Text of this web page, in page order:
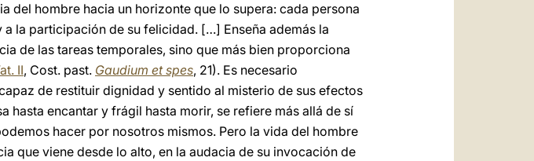
del hombre hacia un horizonte que lo supera: cada persona
la participación de su felicidad. […] Enseña además la
de las tareas temporales, sino que más bien proporciona
II, Cost. past. Gaudium et spes, 21). Es necesario
de restituir dignidad y sentido al misterio de sus efectos
hasta encantar y frágil hasta morir, se refiere más allá de sí
hacer por nosotros mismos. Pero la vida del hombre
que viene desde lo alto, en la audacia de su invocación de